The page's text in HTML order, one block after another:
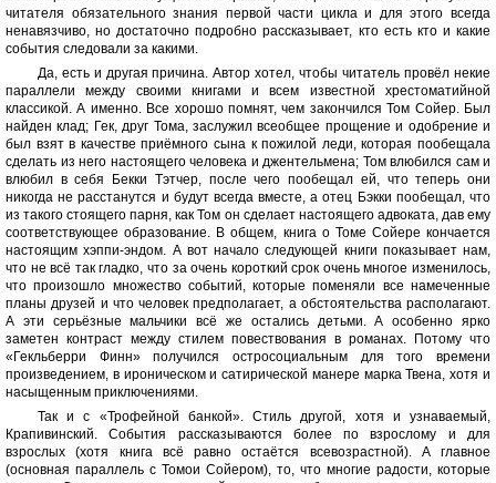
читателя обязательного знания первой части цикла и для этого всегда
ненавязчиво, но достаточно подробно рассказывает, кто есть кто и какие
события следовали за какими.
Да, есть и другая причина. Автор хотел, чтобы читатель провёл некие
параллели между своими книгами и всем известной хрестоматийной
классикой. А именно. Все хорошо помнят, чем закончился Том Сойер. Был
найден клад; Гек, друг Тома, заслужил всеобщее прощение и одобрение и
был взят в качестве приёмного сына к пожилой леди, которая пообещала
сделать из него настоящего человека и джентельмена; Том влюбился сам и
влюбил в себя Бекки Тэтчер, после чего пообещал ей, что теперь они
никогда не расстанутся и будут всегда вместе, а отец Бэкки пообещал, что
из такого стоящего парня, как Том он сделает настоящего адвоката, дав ему
соответствующее образование. В общем, книга о Томе Сойере кончается
настоящим хэппи-эндом. А вот начало следующей книги показывает нам,
что не всё так гладко, что за очень короткий срок очень многое изменилось,
что произошло множество событий, которые поменяли все намеченные
планы друзей и что человек предполагает, а обстоятельства располагают.
А эти серьёзные мальчики всё же остались детьми. А особенно ярко
заметен контраст между стилем повествования в романах. Потому что
«Гекльберри Финн» получился остросоциальным для того времени
произведением, в ироническом и сатирической манере марка Твена, хотя и
насыщенным приключениями.
Так и с «Трофейной банкой». Стиль другой, хотя и узнаваемый,
Крапивинский. События рассказываются более по взрослому и для
взрослых (хотя книга всё равно остаётся всевозрастной). А главное
(основная параллель с Томои Сойером), то, что многие радости, которые